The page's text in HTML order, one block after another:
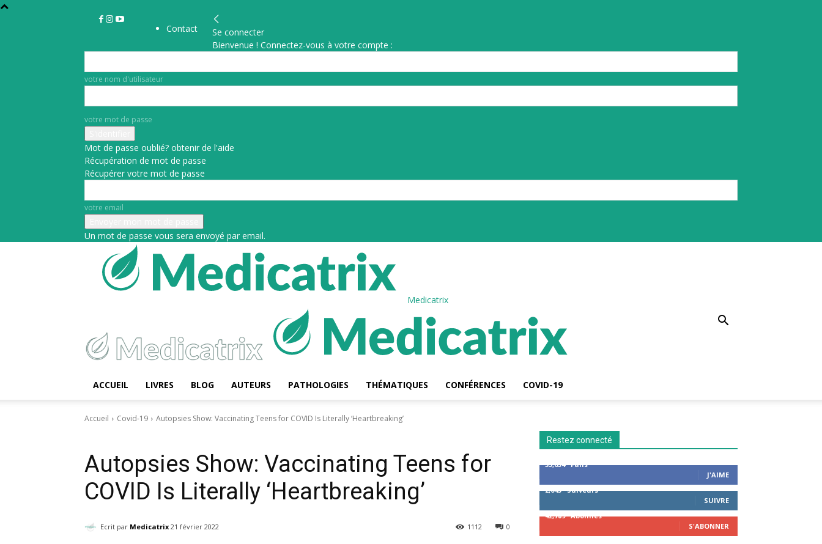
Contact
Se connecter
Bienvenue ! Connectez-vous à votre compte :
votre nom d'utilisateur
votre mot de passe
Mot de passe oublié? obtenir de l'aide
Récupération de mot de passe
Récupérer votre mot de passe
votre email
Un mot de passe vous sera envoyé par email.
Medicatrix
ACCUEIL LIVRES BLOG AUTEURS PATHOLOGIES THÉMATIQUES CONFÉRENCES COVID-19
Accueil Covid-19 Autopsies Show: Vaccinating Teens for COVID Is Literally ‘Heartbreaking’
Autopsies Show: Vaccinating Teens for
COVID Is Literally ‘Heartbreaking’
Ecrit par Medicatrix 21 février 2022 0
1112
Restez connecté
53,654
Fans
J'AIME
2,043 Suiveurs
SUIVRE
42,789 Abonnés
S'ABONNER